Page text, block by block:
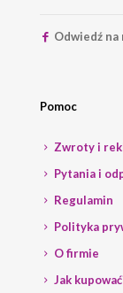
Odwiedź na
Pomoc
Zwroty i
Pytania i
Regulamin
Polityka
O firmie
Jak